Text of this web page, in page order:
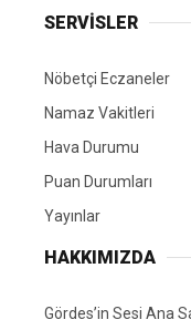
SERVİSLER
Nöbetçi Eczaneler
Namaz Vakitleri
Hava Durumu
Puan Durumları
Yayınlar
HAKKIMIZDA
Gördes’in Sesi Ana